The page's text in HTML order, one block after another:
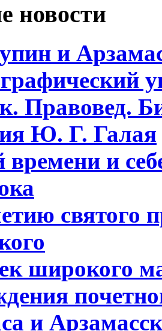
новости
и
Правовед.
Ю. Г. Галая
времени и
святого
широкого
и